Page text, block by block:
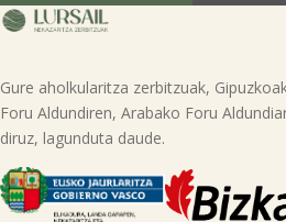
adieraziz edo helbide honetara mezua
Informazio gehigarria lor dezakezu gure web
Gure aholkularitza zerbitzuak,
Foru Aldundiren, Arabako Foru
diruz, lagunduta daude.